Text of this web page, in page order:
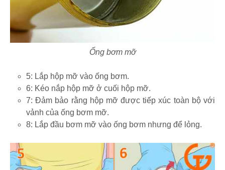
Ống bơm mỡ
5: Lắp hộp mỡ vào ống bơm.
6: Kéo nắp hộp mỡ ở cuối hộp mỡ.
7: Đảm bảo rằng hộp mỡ được tiếp xúc toàn bộ với
vảnh của ống bơm mỡ.
8: Lắp đầu bơm mỡ vào ống bơm nhưng để lỏng.